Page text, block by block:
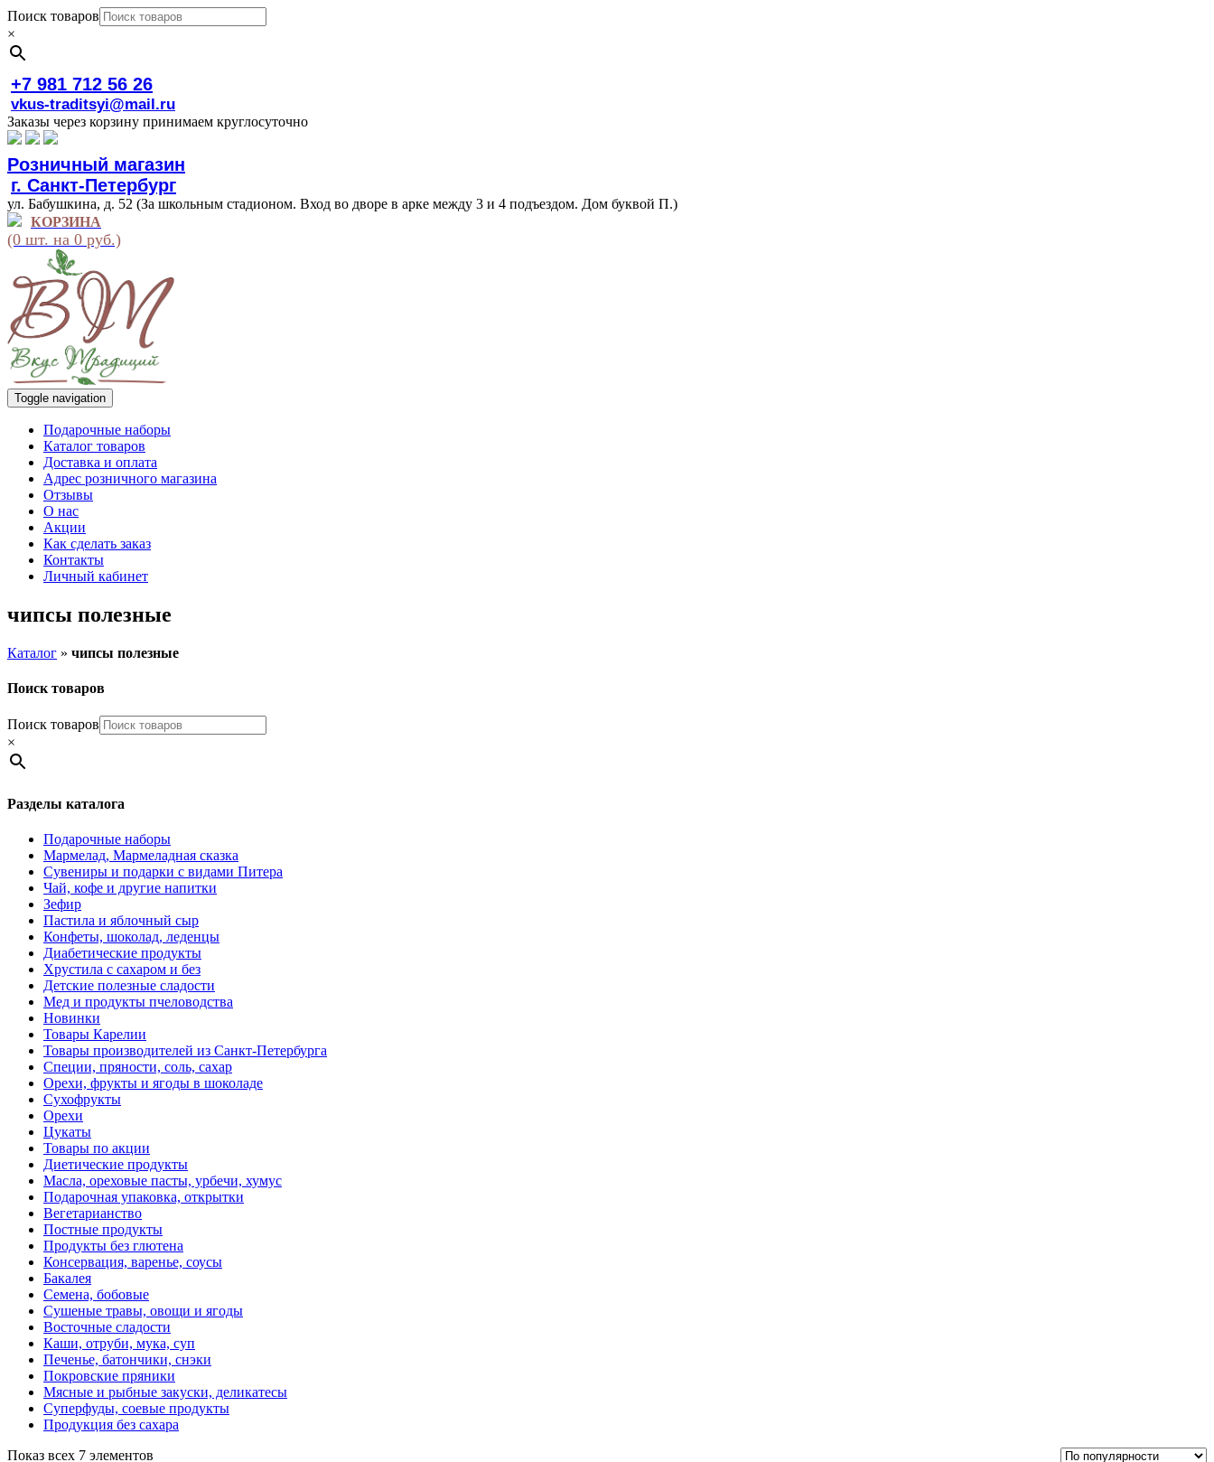
Поиск товаров
×
+7 981 712 56 26
vkus-traditsyi@mail.ru
Заказы через корзину принимаем круглосуточно
Розничный магазин
г. Санкт-Петербург
ул. Бабушкина, д. 52 (За школьным стадионом. Вход во дворе в арке между 3 и 4 подъездом. Дом буквой П.)
КОРЗИНА
(0 шт. на 0 руб.)
Toggle navigation
Подарочные наборы
Каталог товаров
Доставка и оплата
Адрес розничного магазина
Отзывы
О нас
Акции
Как сделать заказ
Контакты
Личный кабинет
чипсы полезные
Каталог » чипсы полезные
Поиск товаров
Поиск товаров
×
Разделы каталога
Подарочные наборы
Мармелад, Мармеладная сказка
Сувениры и подарки с видами Питера
Чай, кофе и другие напитки
Зефир
Пастила и яблочный сыр
Конфеты, шоколад, леденцы
Диабетические продукты
Хрустила с сахаром и без
Детские полезные сладости
Мед и продукты пчеловодства
Новинки
Товары Карелии
Товары производителей из Санкт-Петербурга
Специи, пряности, соль, сахар
Орехи, фрукты и ягоды в шоколаде
Сухофрукты
Орехи
Цукаты
Товары по акции
Диетические продукты
Масла, ореховые пасты, урбечи, хумус
Подарочная упаковка, открытки
Вегетарианство
Постные продукты
Продукты без глютена
Консервация, варенье, соусы
Бакалея
Семена, бобовые
Сушеные травы, овощи и ягоды
Восточные сладости
Каши, отруби, мука, суп
Печенье, батончики, снэки
Покровские пряники
Мясные и рыбные закуски, деликатесы
Суперфуды, соевые продукты
Продукция без сахара
Показ всех 7 элементов